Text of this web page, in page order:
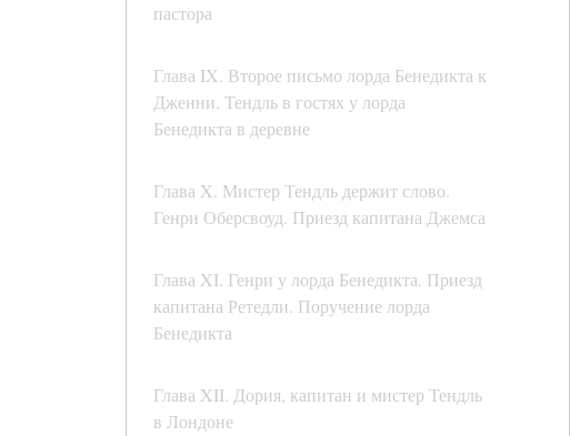
пастора
Глава IX. Второе письмо лорда Бенедикта к
Дженни. Тендль в гостях у лорда
Бенедикта в деревне
Глава X. Мистер Тендль держит слово.
Генри Оберсвоуд. Приезд капитана Джемса
Глава XI. Генри у лорда Бенедикта. Приезд
капитана Ретедли. Поручение лорда
Бенедикта
Глава XII. Дория, капитан и мистер Тендль
в Лондоне